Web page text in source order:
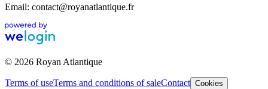
Email: contact@royanatlantique.fr
© 2026 Royan Atlantique
Terms of useTerms and conditions of saleContact Cookies